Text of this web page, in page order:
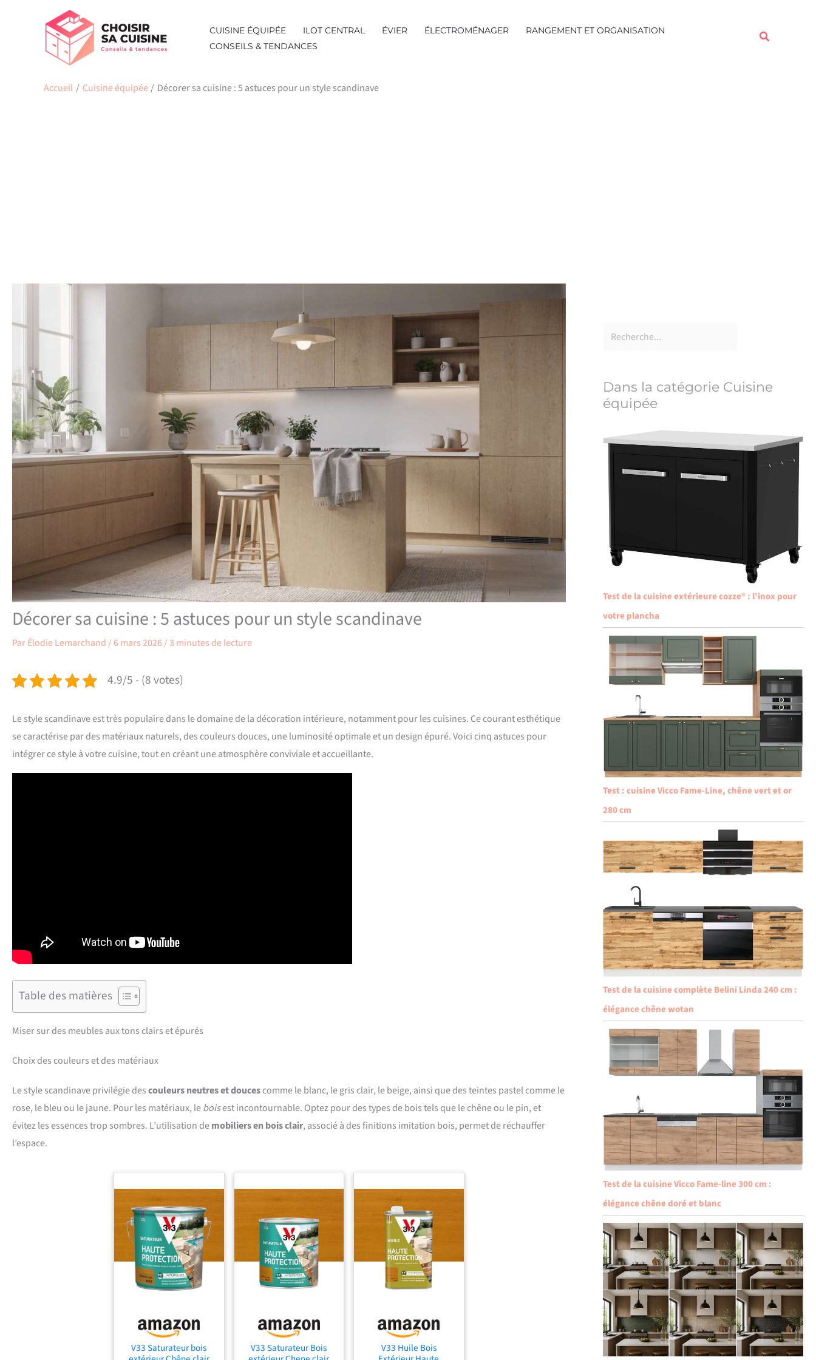
CUISINE ÉQUIPÉE ILOT CENTRAL ÉVIER ÉLECTROMÉNAGER
RANGEMENT ET ORGANISATION
CONSEILS & TENDANCES
Rechercher
Accueil Cuisine équipée Décorer sa cuisine : 5 astuces pour un style scandinave
Décorer sa cuisine : 5 astuces pour un style scandinave
ParÉlodie Lemarchand/6 mars 2026/3 minutes de lecture
4.9/5 - (8 votes)
Le style scandinave est très populaire dans le domaine de la décoration intérieure, notamment pour les cuisines. Ce courant esthétique
se caractérise par des matériaux naturels, des couleurs douces, une luminosité optimale et un design épuré. Voici cinq astuces pour
intégrer ce style à votre cuisine, tout en créant une atmosphère conviviale et accueillante.
Table des matières
Miser sur des meubles aux tons clairs et épurés
Choix des couleurs et des matériaux
Le style scandinave privilégie descouleurs neutres et doucescomme le blanc, le gris clair, le beige, ainsi que des teintes pastel comme le
rose, le bleu ou le jaune. Pour les matériaux, leboisest incontournable. Optez pour des types de bois tels que le chêne ou le pin, et
évitez les essences trop sombres. L’utilisation demobiliers en bois clair, associé à des finitions imitation bois, permet de réchauffer
l’espace.
V33 Saturateur bois
V33 Saturateur Bois
V33 Huile Bois
Dans la catégorie Cuisine
équipée
Test de la cuisine extérieure cozze® : l’inox pour
votre plancha
Test : cuisine Vicco Fame-Line, chêne vert et or
280 cm
Test de la cuisine complète Belini Linda 240 cm :
élégance chêne wotan
Test de la cuisine Vicco Fame-line 300 cm :
élégance chêne doré et blanc